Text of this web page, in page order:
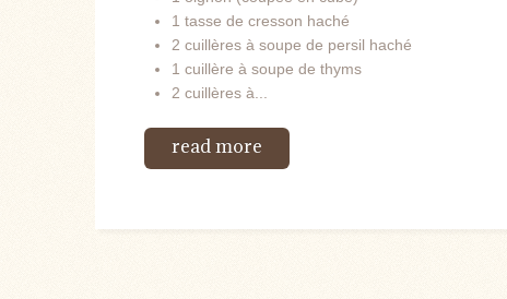
1 tasse de cresson haché
2 cuillères à soupe de persil haché
1 cuillère à soupe de thyms
2 cuillères à...
read more